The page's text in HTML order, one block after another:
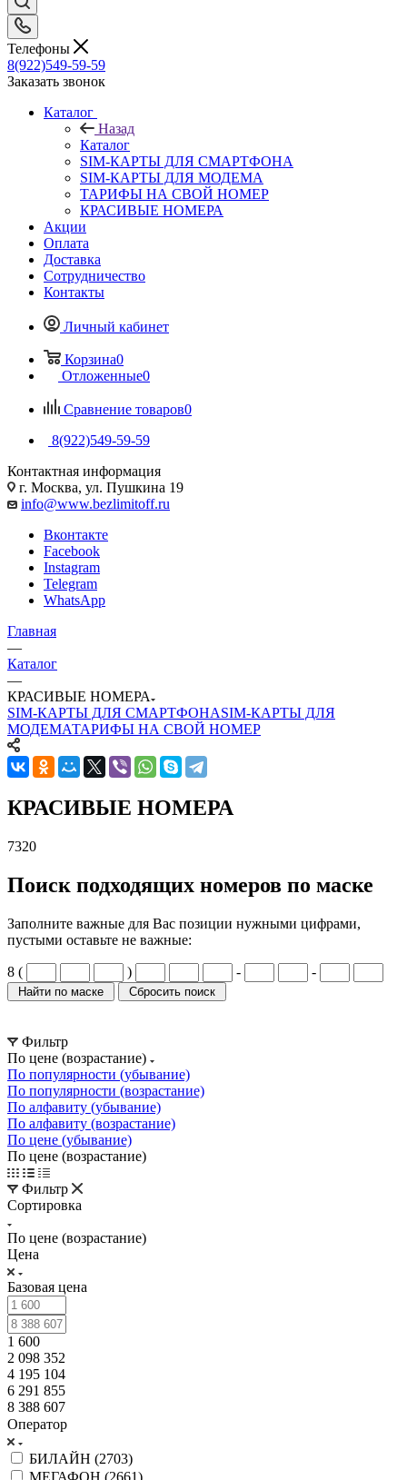
Телефоны
8(922)549-59-59
Заказать звонок
Каталог
Назад
Каталог
SIM-КАРТЫ ДЛЯ СМАРТФОНА
SIM-КАРТЫ ДЛЯ МОДЕМА
ТАРИФЫ НА СВОЙ НОМЕР
КРАСИВЫЕ НОМЕРА
Акции
Оплата
Доставка
Сотрудничество
Контакты
Личный кабинет
Корзина0
Отложенные0
Сравнение товаров0
8(922)549-59-59
Контактная информация
г. Москва, ул. Пушкина 19
info@www.bezlimitoff.ru
Вконтакте
Facebook
Instagram
Telegram
WhatsApp
Главная
—
Каталог
—
КРАСИВЫЕ НОМЕРА
SIM-КАРТЫ ДЛЯ СМАРТФОНАSIM-КАРТЫ ДЛЯ
МОДЕМАТАРИФЫ НА СВОЙ НОМЕР
КРАСИВЫЕ НОМЕРА
7320
Поиск подходящих номеров по маске
Заполните важные для Вас позиции нужными цифрами,
пустыми оставьте не важные:
8 ( ) - -
Фильтр
По цене (возрастание)
По популярности (убывание)
По популярности (возрастание)
По алфавиту (убывание)
По алфавиту (возрастание)
По цене (убывание)
По цене (возрастание)
Фильтр
Сортировка
По цене (возрастание)
Цена
Базовая цена
1 600
2 098 352
4 195 104
6 291 855
8 388 607
Оператор
БИЛАЙН (2703)
МЕГАФОН (2661)